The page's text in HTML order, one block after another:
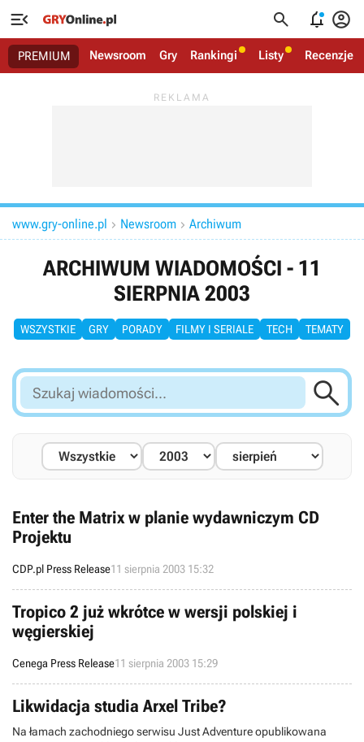
   
PREMIUM Newsroom Gry Rankingi Listy Recenzje
www.gry-online.pl  Newsroom  Archiwum
ARCHIWUM WIADOMOŚCI - 11
SIERPNIA 2003
WSZYSTKIE GRY PORADY FILMY I SERIALE TECH TEMATY
Szukaj
wiadomości...

Enter the Matrix w planie wydawniczym CD
Projektu
CDP.pl Press Release11 sierpnia 2003 15:32
Tropico 2 już wkrótce w wersji polskiej i
węgierskiej
Cenega Press Release11 sierpnia 2003 15:29
Likwidacja studia Arxel Tribe?
Na łamach zachodniego serwisu Just Adventure opublikowana